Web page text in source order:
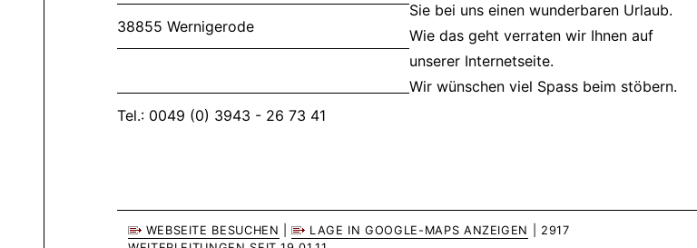
38855 Wernigerode
Tel.: 0049 (0) 3943 - 26 73 41
Sie bei uns einen wunderbaren Urlaub.
Wie das geht verraten wir Ihnen auf
unserer Internetseite.
Wir wünschen viel Spass beim stöbern.
WEBSEITE BESUCHEN | LAGE IN GOOGLE-MAPS ANZEIGEN
| 2917